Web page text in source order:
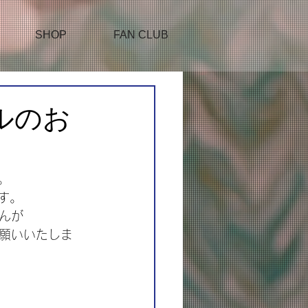
SHOP FAN CLUB
のお
。
が
いいたしま